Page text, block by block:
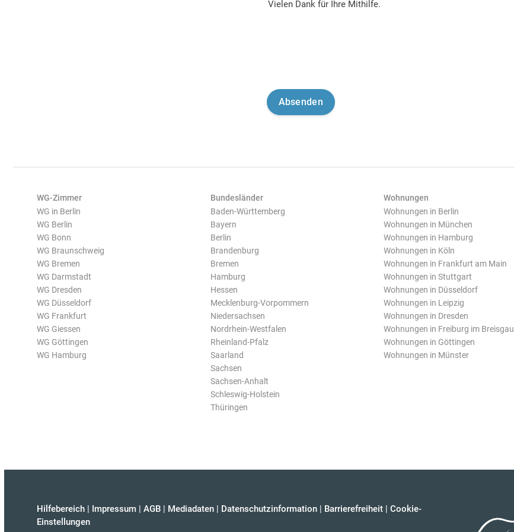
Vielen Dank für Ihre Mithilfe.
WG-Zimmer
WG in Berlin
WG Berlin
WG Bonn
WG Braunschweig
WG Bremen
WG Darmstadt
WG Dresden
WG Düsseldorf
WG Frankfurt
WG Giessen
WG Göttingen
WG Hamburg
Bundesländer
Baden-Württemberg
Bayern
Berlin
Brandenburg
Bremen
Hamburg
Hessen
Mecklenburg-Vorpommern
Niedersachsen
Nordrhein-Westfalen
Rheinland-Pfalz
Saarland
Sachsen
Sachsen-Anhalt
Schleswig-Holstein
Thüringen
Wohnungen
Wohnungen in Berlin
Wohnungen in München
Wohnungen in Hamburg
Wohnungen in Köln
Wohnungen in Frankfurt am Main
Wohnungen in Stuttgart
Wohnungen in Düsseldorf
Wohnungen in Leipzig
Wohnungen in Dresden
Wohnungen in Freiburg im Breisgau
Wohnungen in Göttingen
Wohnungen in Münster
Hilfebereich | Impressum | AGB | Mediadaten | Datenschutzinformation | Barrierefreiheit | Cookie-
Einstellungen